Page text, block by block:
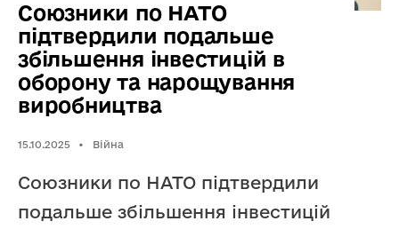
Союзники по НАТО
підтвердили подальше
збільшення інвестицій в
оборону та нарощування
виробництва
15.10.2025 • Війна
Союзники по НАТО підтвердили
подальше збільшення інвестицій